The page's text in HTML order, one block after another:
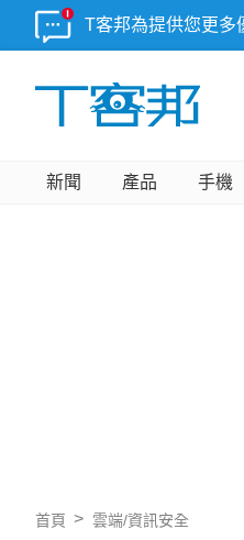
T客邦為提供您更多
新聞 產品 手機
首頁 雲端/資訊安全